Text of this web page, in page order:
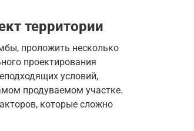
территории
проложить несколько
проектирования
условий,
продуваемом участке.
которые сложно